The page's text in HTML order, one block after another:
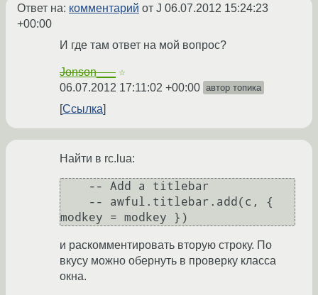
Ответ на: комментарий от J 06.07.2012 15:24:23
+00:00
И где там ответ на мой вопрос?
Jonson___ ☆
06.07.2012 17:11:02 +00:00 автор топика
Ссылка
Найти в rc.lua:
и раскомментировать вторую строку. По
вкусу можно обернуть в проверку класса
окна.